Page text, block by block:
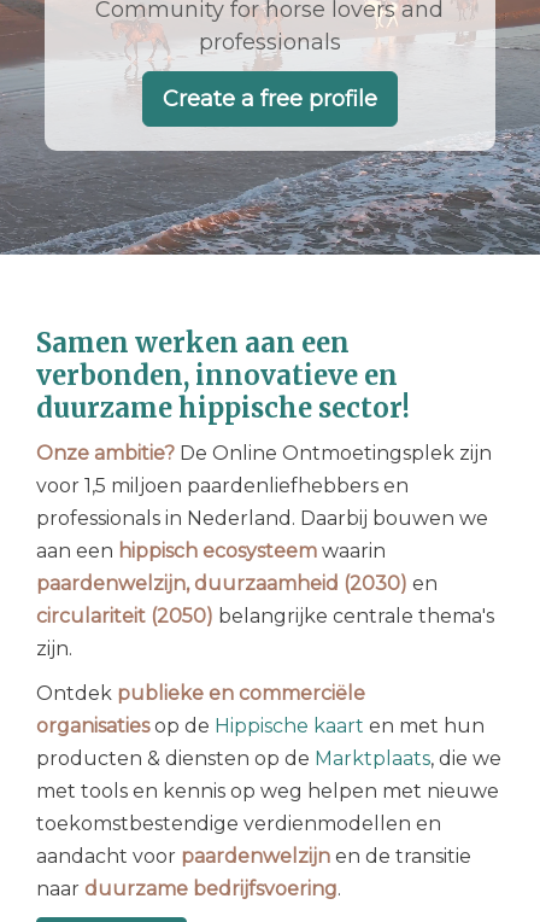
Community for horse lovers and
professionals
Create a free profile
Samen werken aan een
verbonden, innovatieve en
duurzame hippische sector!
Onze ambitie? De Online Ontmoetingsplek zijn
voor 1,5 miljoen paardenliefhebbers en
professionals in Nederland. Daarbij bouwen we
aan een hippisch ecosysteem waarin
paardenwelzijn, duurzaamheid (2030) en
circulariteit (2050) belangrijke centrale thema's
zijn.
Ontdek publieke en commerciële
organisatiesop de Hippische kaart en met hun
producten & diensten op de Marktplaats, die we
met tools en kennis op weg helpen met nieuwe
toekomstbestendige verdienmodellen en
aandacht voor paardenwelzijn en de transitie
naar duurzame bedrijfsvoering.